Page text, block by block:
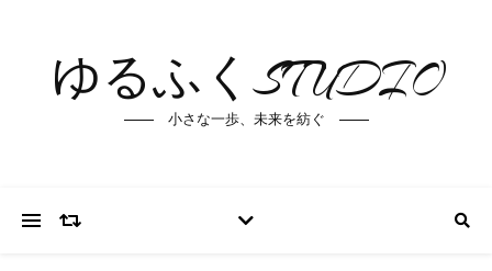
ゆるふくSTUDIO
小さな一歩、未来を紡ぐ